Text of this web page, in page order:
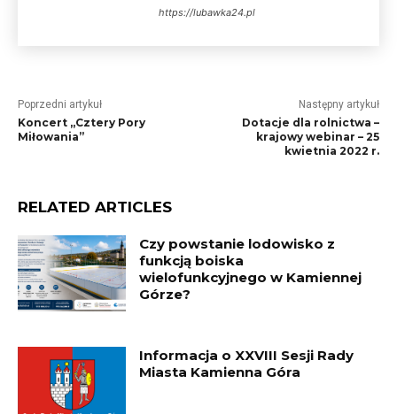
https://lubawka24.pl
Poprzedni artykuł
Koncert „Cztery Pory
Miłowania”
Następny artykuł
Dotacje dla rolnictwa –
krajowy webinar – 25
kwietnia 2022 r.
RELATED ARTICLES
Czy powstanie lodowisko z
funkcją boiska
wielofunkcyjnego w Kamiennej
Górze?
Informacja o XXVIII Sesji Rady
Miasta Kamienna Góra